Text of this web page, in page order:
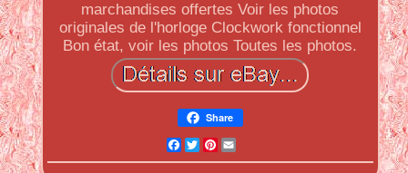
marchandises offertes Voir les photos
originales de l'horloge Clockwork fonctionnel
Bon état, voir les photos Toutes les photos.
Share
Facebook
Twitter
Pinterest
Email